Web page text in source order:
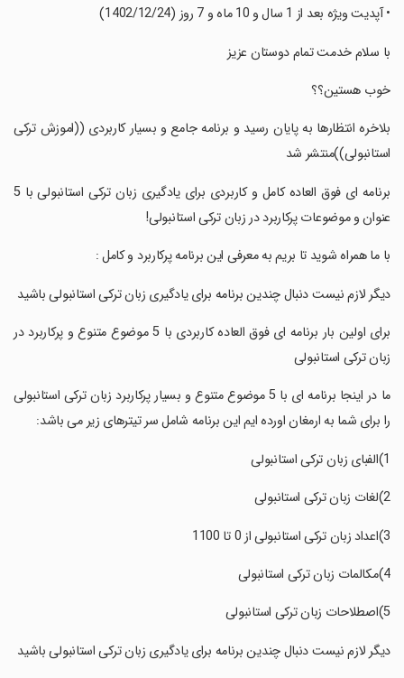
• آپدیت ویژه بعد از 1 سال و 10 ماه و 7 روز (1402/12/24)
‏با سلام خدمت تمام دوستان عزیز
‏خوب هستین؟؟
‏بلاخره انتظارها به پایان رسید و برنامه جامع و بسیار کاربردی ((اموزش ترکی
استانبولی))منتشر شد
‏برنامه ای فوق العاده کامل و کاربردی برای یادگیری زبان ترکی استانبولی با 5
عنوان و موضوعات پرکاربرد در زبان ترکی استانبولی!
‏با ما همراه شوید تا بریم به معرفی این برنامه پرکاربرد و کامل :
‏دیگر لازم نیست دنبال چندین برنامه برای یادگیری زبان ترکی استانبولی باشید
‏برای اولین بار برنامه ای فوق العاده کاربردی با 5 موضوع متنوع و پرکاربرد در
زبان ترکی استانبولی
‏ما در اینجا برنامه ای با 5 موضوع متنوع و بسیار پرکاربرد زبان ترکی استانبولی
را برای شما به ارمغان اورده ایم این برنامه شامل سر تیترهای زیر می باشد:
‏دیگر لازم نیست دنبال چندین برنامه برای یادگیری زبان ترکی استانبولی باشید